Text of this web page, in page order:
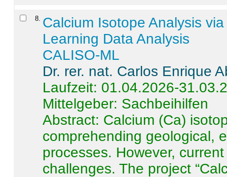
8 Calcium Isotope Analysis
Learning Data Analysis
CALISO-ML
Dr. rer. nat. Carlos Enrique
Laufzeit: 01.04.2026-
Mittelgeber: Sachbeihilfen
Abstract: Calcium (Ca)
comprehending geological,
processes. However,
challenges. The project